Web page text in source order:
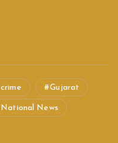
crime Gujarat
National News